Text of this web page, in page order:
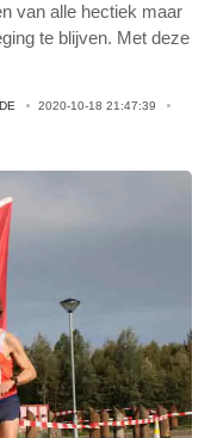
van alle hectiek maar
te blijven. Met deze
2020-10-18 21:47:39